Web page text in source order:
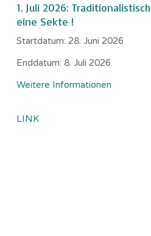
1. Juli 2026:
eine Sekte !
Startdatum: 28. Juni 2026
Enddatum: 8. Juli 2026
Weitere Informationen
LINK